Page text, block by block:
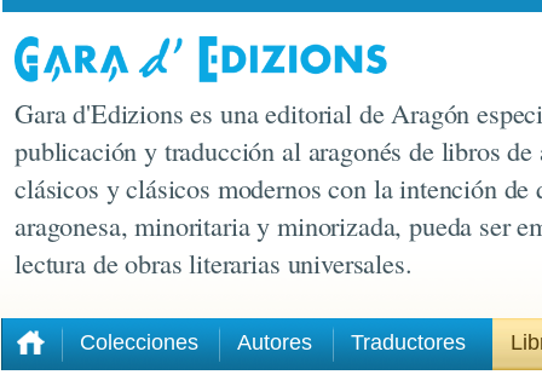
Gara d'Edizions es una editorial de Aragón
publicación y traducción al aragonés de libros de
clásicos y clásicos modernos con la intención de
aragonesa, minoritaria y minorizada, pueda ser
lectura de obras literarias universales.
Colecciones Autores Traductores